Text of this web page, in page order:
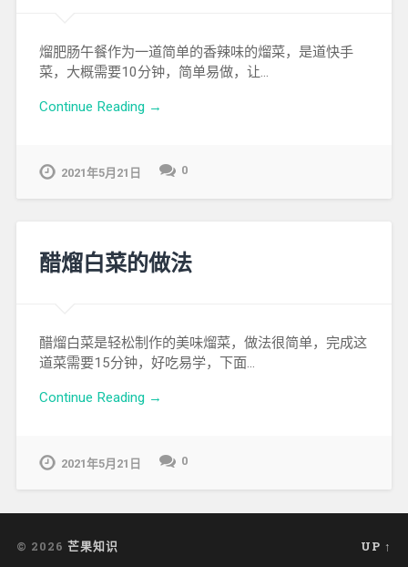
熘肥肠午餐作为一道简单的香辣味的熘菜，是道快手
菜，大概需要10分钟，简单易做，让…
Continue Reading →
2021年5月21日 0
醋熘白菜的做法
醋熘白菜是轻松制作的美味熘菜，做法很简单，完成这
道菜需要15分钟，好吃易学，下面…
Continue Reading →
2021年5月21日 0
© 2026 芒果知识 UP ↑